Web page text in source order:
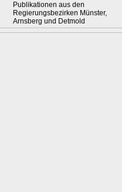
Publikationen aus den
Regierungsbezirken Münster,
Arnsberg und Detmold